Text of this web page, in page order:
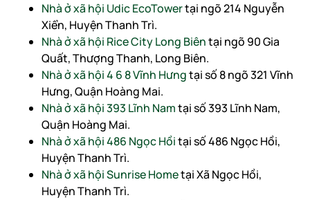
Nhà ở xã hội Udic EcoTowertại ngõ 214 Nguyễn
Xiển, Huyện Thanh Trì.
Nhà ở xã hội Rice City Long Biêntại ngõ 90 Gia
Quất, Thượng Thanh, Long Biên.
Nhà ở xã hội 4 6 8 Vĩnh Hưngtại số 8 ngõ 321 Vĩnh
Hưng, Quận Hoàng Mai.
Nhà ở xã hội 393 Lĩnh Namtại số 393 Lĩnh Nam,
Quận Hoàng Mai.
Nhà ở xã hội 486 Ngọc Hồitại số 486 Ngọc Hồi,
Huyện Thanh Trì.
Nhà ở xã hội Sunrise Hometại Xã Ngọc Hồi,
Huyện Thanh Trì.